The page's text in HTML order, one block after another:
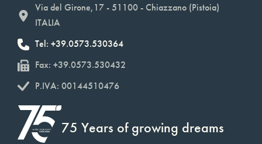
Via del Girone,17 - 51100 - Chiazzano (Pistoia)
ITALIA
Tel: +39.0573.530364
Fax: +39.0573.530432
P.IVA: 00144510476
75 Years of growing dreams